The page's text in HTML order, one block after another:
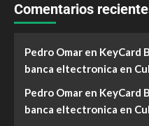
Comentarios
Pedro Omar en KeyCard
banca eltectronica en
Pedro Omar en KeyCard
banca eltectronica en